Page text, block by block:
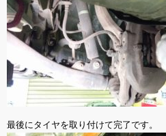
最後にタイヤを取り付けて完了です。